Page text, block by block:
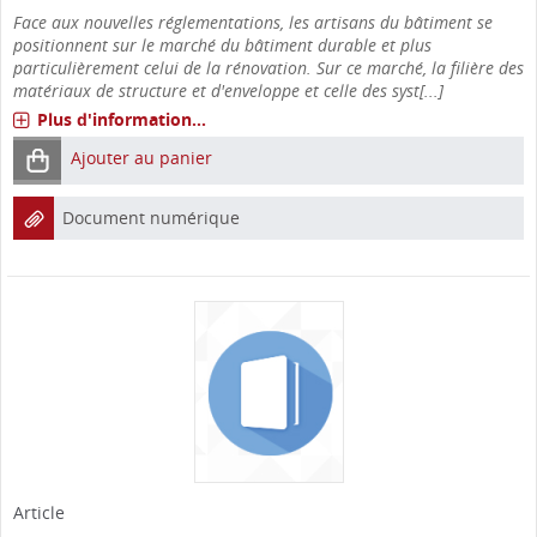
Face aux nouvelles réglementations, les artisans du bâtiment se
positionnent sur le marché du bâtiment durable et plus
particulièrement celui de la rénovation. Sur ce marché, la filière des
matériaux de structure et d'enveloppe et celle des syst[...]
Plus d'information...
Ajouter au panier
Document numérique
Article